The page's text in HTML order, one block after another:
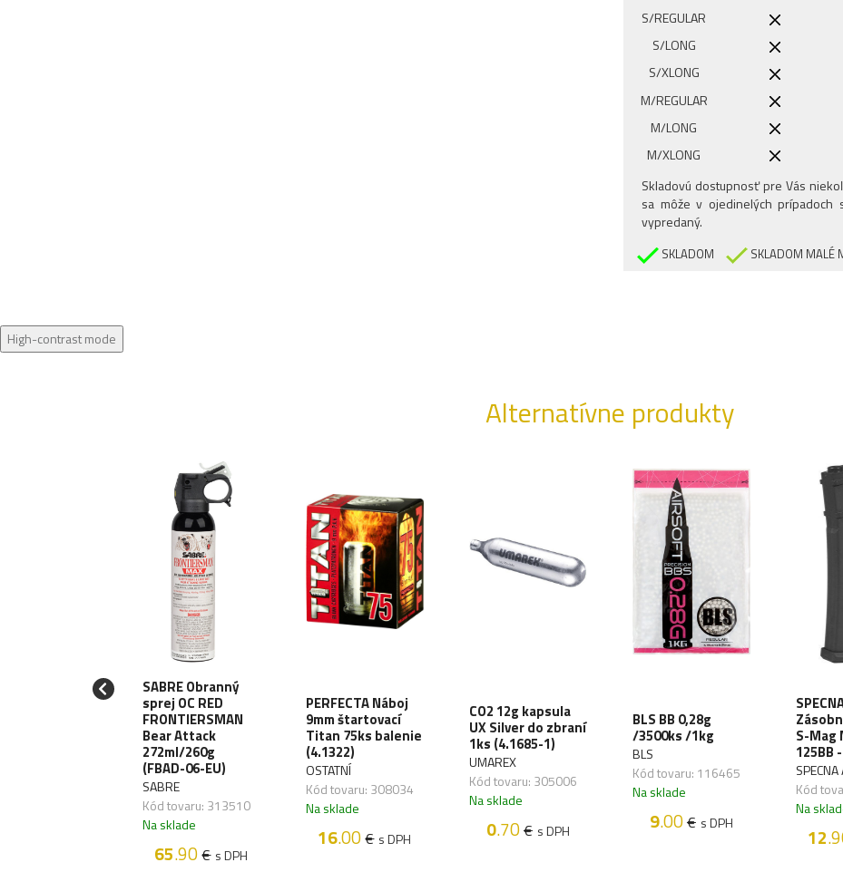
S/REGULAR
S/LONG
S/XLONG
M/REGULAR
M/LONG
M/XLONG
L/REGULAR
L/LONG
L/XLONG
XL/REGULAR
XXL/XLONG
3XL/REGULAR
Skladovú dostupnosť pre Vás
sa môže v ojedinelých
vypredaný.
SKLADOM SKLADOM MALÉ
High-contrast mode
Alternatívne produkty
SABRE Obranný
sprej OC RED
FRONTIERSMAN
Bear Attack
272ml/260g
(FBAD-06-EU)
SABRE
Kód tovaru: 313510
Na sklade
65.90€ s DPH
PERFECTA Náboj
9mm štartovací
Titan 75ks balenie
(4.1322)
OSTATNÍ
Kód tovaru: 308034
Na sklade
16.00€ s DPH
CO2 12g kapsula
UX Silver do zbraní
1ks (4.1685-1)
UMAREX
Kód tovaru: 305006
Na sklade
0.70€ s DPH
BLS BB 0,28g
/3500ks /1kg
BLS
Kód tovaru: 116465
Na sklade
9.00€ s DPH
S-Mag
125BB
Kód
Na
12